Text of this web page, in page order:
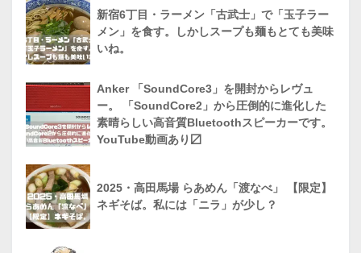
新宿6丁目・ラーメン「古武士」で「玉子ラー
メン」を食す。しかしスープも麺もとても美味
いね。
Anker 「SoundCore3」を開封からレヴュ
ー。 「SoundCore2」から圧倒的に進化した
素晴らしい高音質Bluetoothスピーカーです。
YouTube動画あり〼
2025・高田馬場 らあめん「渡なべ」 【限定】
ネギそば。私には「ニラ」が少し？